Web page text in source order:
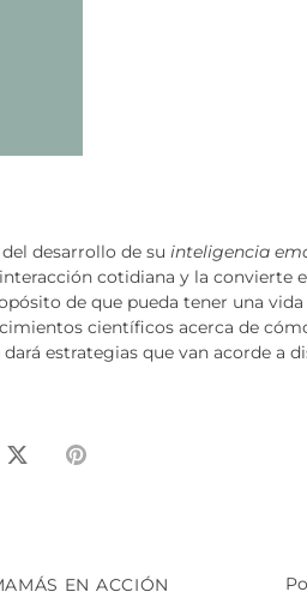
desarrollo de su inteligencia
cotidiana y la convierte
de que pueda tener una
científicos acerca de
estrategias que van acorde a
TuitearHacer
EN ACCIÓN